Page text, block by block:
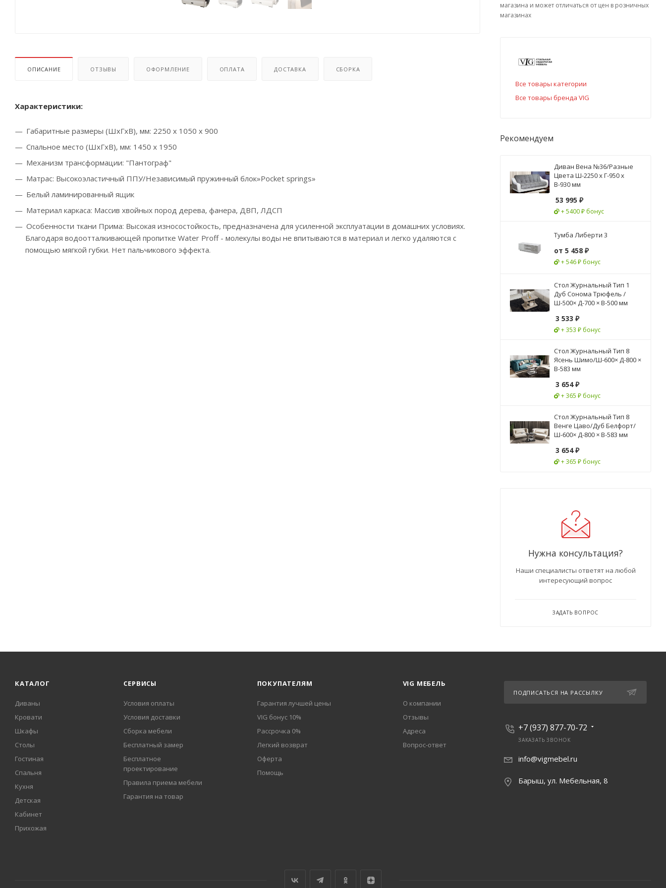
ОПИСАНИЕ ОТЗЫВЫ ОФОРМЛЕНИЕ ОПЛАТА ДОСТАВКА СБОРКА
Характеристики:
Габаритные размеры (ШхГхВ), мм: 2250 х 1050 х 900
Спальное место (ШхГхВ), мм: 1450 х 1950
Механизм трансформации: "Пантограф"
Матрас: Высокоэластичный ППУ/Независимый пружинный блок»Pocket springs»
Белый ламинированный ящик
Материал каркаса: Массив хвойных пород дерева, фанера, ДВП, ЛДСП
Особенности ткани Прима: Высокая износостойкость, предназначена для усиленной эксплуатации в домашних условиях.
Благодаря водоотталкивающей пропитке Water Proff - молекулы воды не впитываются в материал и легко удаляются с
помощью мягкой губки. Нет пальчикового эффекта.
магазина и может отличаться от цен в розничных
магазинах
Все товары категории
Все товары бренда VIG
Рекомендуем
Диван Вена №36/Разные
Цвета Ш-2250 х Г-950 х
В-930 мм
53 995 ₽
+ 5400 ₽ бонус
Тумба Либерти 3
от 5 458 ₽
+ 546 ₽ бонус
Стол Журнальный Тип 1
Дуб Сонома Трюфель /
Ш-500× Д-700 × В-500 мм
3 533 ₽
+ 353 ₽ бонус
Стол Журнальный Тип 8
Ясень Шимо/Ш-600× Д-800 ×
В-583 мм
3 654₽
+ 365 ₽ бонус
Стол Журнальный Тип 8
Венге Цаво/Дуб Белфорт/
Ш-600× Д-800 × В-583 мм
3 654₽
+ 365 ₽ бонус
Нужна консультация?
Наши специалисты ответят на любой
интересующий вопрос
ЗАДАТЬ ВОПРОС
КАТАЛОГ
Диваны
Кровати
Шкафы
Столы
Гостиная
Спальня
Кухня
Детская
Кабинет
Прихожая
СЕРВИСЫ
Условия оплаты
Условия доставки
Сборка мебели
Бесплатный замер
Бесплатное
проектирование
Правила приема мебели
Гарантия на товар
ПОКУПАТЕЛЯМ
Гарантия лучшей цены
VIG бонус 10%
Рассрочка 0%
Легкий возврат
Оферта
Помощь
VIG МЕБЕЛЬ
О компании
Отзывы
Адреса
Вопрос-ответ
ПОДПИСАТЬСЯ НА РАССЫЛКУ
+7 (937) 877-70-72
ЗАКАЗАТЬ ЗВОНОК
info@vigmebel.ru
Барыш, ул. Мебельная, 8